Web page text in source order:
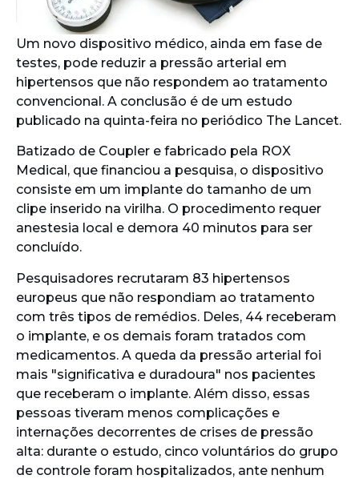
Um novo dispositivo médico, ainda em fase de
testes, pode reduzir a pressão arterial em
hipertensos que não respondem ao tratamento
convencional. A conclusão é de um estudo
publicado na quinta-feira no periódico The Lancet.
Batizado de Coupler e fabricado pela ROX
Medical, que financiou a pesquisa, o dispositivo
consiste em um implante do tamanho de um
clipe inserido na virilha. O procedimento requer
anestesia local e demora 40 minutos para ser
concluído.
Pesquisadores recrutaram 83 hipertensos
europeus que não respondiam ao tratamento
com três tipos de remédios. Deles, 44 receberam
o implante, e os demais foram tratados com
medicamentos. A queda da pressão arterial foi
mais "significativa e duradoura" nos pacientes
que receberam o implante. Além disso, essas
pessoas tiveram menos complicações e
internações decorrentes de crises de pressão
alta: durante o estudo, cinco voluntários do grupo
de controle foram hospitalizados, ante nenhum